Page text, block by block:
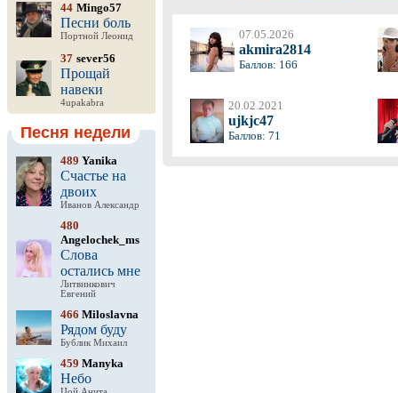
44 Mingo57
Песни боль
Портной Леонид
37 sever56
Прощай
навеки
4upakabra
Песня недели
489 Yanika
Счастье на
двоих
Иванов Александр
480
Angelochek_ms
Слова
остались мне
Литвинкович
Евгений
466 Miloslavna
Рядом буду
Бублик Михаил
459 Manyka
Небо
07.05.2026
akmira2814
Баллов: 166
20.02.2021
ujkjc47
Баллов: 71